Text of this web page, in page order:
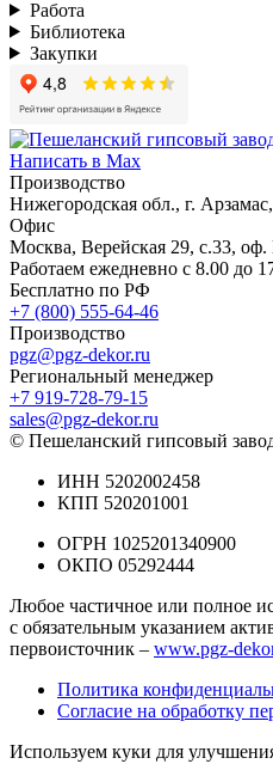
Работа
Библиотека
Закупки
Написать в Max
Производство
Нижегородская обл., г.
Офис
Москва, Верейская 29, с.33, оф.
Работаем ежедневно с 8.00 до
Бесплатно по РФ
+7 (800) 555-64-46
Производство
pgz@pgz-dekor.ru
Региональный менеджер
+7 919-728-79-15
sales@pgz-dekor.ru
© Пешеланский гипсовый
ИНН 5202002458
КПП 520201001
ОГРН 1025201340900
ОКПО 05292444
Любое частичное или полное
с обязательным указанием
первоисточник – www.pgz-
Политика
Согласие на обработку
Используем куки для